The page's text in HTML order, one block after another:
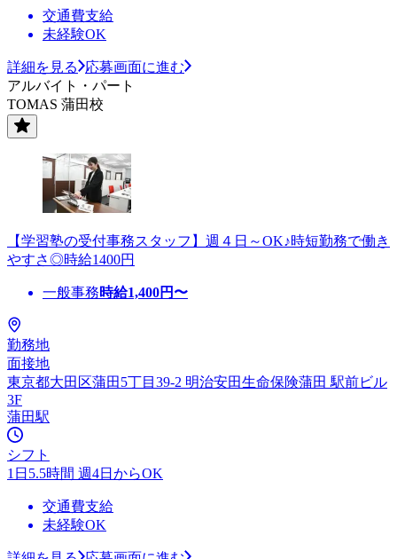
交通費支給
未経験OK
詳細を見る
応募画面に進む
アルバイト・パート
TOMAS 蒲田校
【学習塾の受付事務スタッフ】週４日～OK♪時短勤務で働き
やすさ◎時給1400円
一般事務時給1,400円〜
勤務地
面接地
東京都大田区蒲田5丁目39-2 明治安田生命保険蒲田 駅前ビル
3F
蒲田駅
シフト
1日5.5時間 週4日からOK
交通費支給
未経験OK